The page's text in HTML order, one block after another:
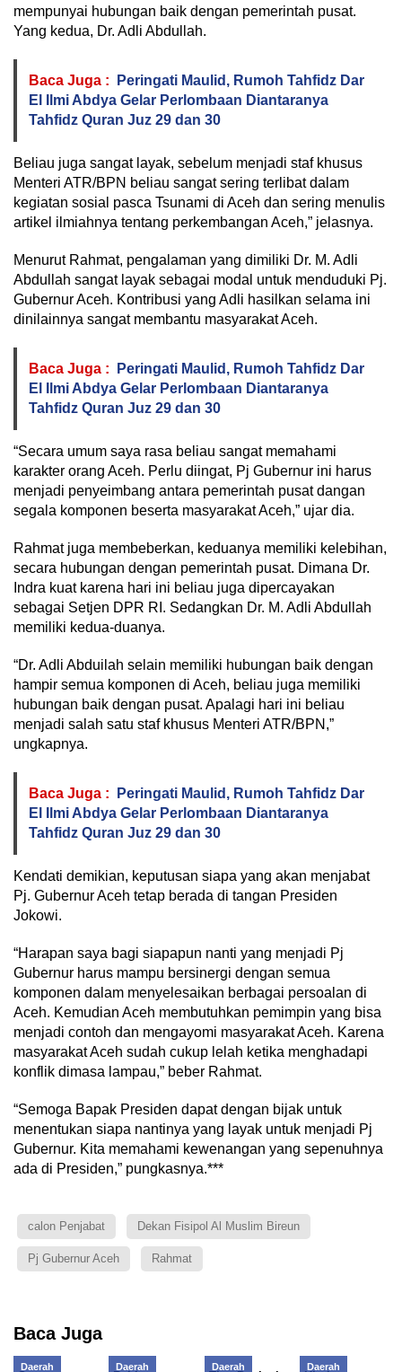
mempunyai hubungan baik dengan pemerintah pusat.
Yang kedua, Dr. Adli Abdullah.
Baca Juga :
Peringati Maulid, Rumoh Tahfidz Dar
El Ilmi Abdya Gelar Perlombaan Diantaranya
Tahfidz Quran Juz 29 dan 30
Beliau juga sangat layak, sebelum menjadi staf khusus
Menteri ATR/BPN beliau sangat sering terlibat dalam
kegiatan sosial pasca Tsunami di Aceh dan sering menulis
artikel ilmiahnya tentang perkembangan Aceh,” jelasnya.
Menurut Rahmat, pengalaman yang dimiliki Dr. M. Adli
Abdullah sangat layak sebagai modal untuk menduduki Pj.
Gubernur Aceh. Kontribusi yang Adli hasilkan selama ini
dinilainnya sangat membantu masyarakat Aceh.
Baca Juga :
Peringati Maulid, Rumoh Tahfidz Dar
El Ilmi Abdya Gelar Perlombaan Diantaranya
Tahfidz Quran Juz 29 dan 30
“Secara umum saya rasa beliau sangat memahami
karakter orang Aceh. Perlu diingat, Pj Gubernur ini harus
menjadi penyeimbang antara pemerintah pusat dangan
segala komponen beserta masyarakat Aceh,” ujar dia.
Rahmat juga membeberkan, keduanya memiliki kelebihan,
secara hubungan dengan pemerintah pusat. Dimana Dr.
Indra kuat karena hari ini beliau juga dipercayakan
sebagai Setjen DPR RI. Sedangkan Dr. M. Adli Abdullah
memiliki kedua-duanya.
“Dr. Adli Abduilah selain memiliki hubungan baik dengan
hampir semua komponen di Aceh, beliau juga memiliki
hubungan baik dengan pusat. Apalagi hari ini beliau
menjadi salah satu staf khusus Menteri ATR/BPN,”
ungkapnya.
Baca Juga :
Peringati Maulid, Rumoh Tahfidz Dar
El Ilmi Abdya Gelar Perlombaan Diantaranya
Tahfidz Quran Juz 29 dan 30
Kendati demikian, keputusan siapa yang akan menjabat
Pj. Gubernur Aceh tetap berada di tangan Presiden
Jokowi.
“Harapan saya bagi siapapun nanti yang menjadi Pj
Gubernur harus mampu bersinergi dengan semua
komponen dalam menyelesaikan berbagai persoalan di
Aceh. Kemudian Aceh membutuhkan pemimpin yang bisa
menjadi contoh dan mengayomi masyarakat Aceh. Karena
masyarakat Aceh sudah cukup lelah ketika menghadapi
konflik dimasa lampau,” beber Rahmat.
“Semoga Bapak Presiden dapat dengan bijak untuk
menentukan siapa nantinya yang layak untuk menjadi Pj
Gubernur. Kita memahami kewenangan yang sepenuhnya
ada di Presiden,” pungkasnya.***
calon Penjabat Dekan Fisipol Al Muslim Bireun
Pj Gubernur Aceh Rahmat
Baca Juga
Daerah Daerah Daerah Daerah